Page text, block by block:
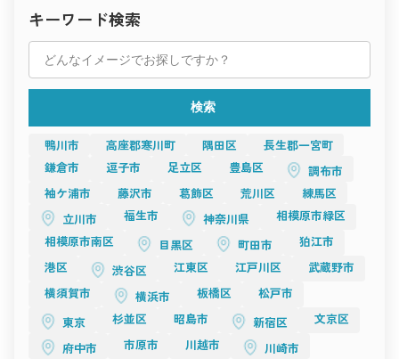
「撮影場所」という枠を超えた、新しい創造の場が広がってい
ます。
空間の持つ力をどう活かすか。
それがこれからの撮影における最も重要なテーマです。
撮影空間は、技術だけでなく、
感情や物語を伝える“もうひとりの演出者”として、
これからのクリエイティブを支えていくことでしょう。
感性が響き合う空間を未来へ。
撮影の舞台となる空間は、
その人の想いと創造を支える大切な存在です。
光が差し込む部屋、静かなアトリエ、
街の片隅にあるカフェ、自然に囲まれたロケ地──
どんな場所にも、表現の可能性があります。
撮影空間は、感性と感性が交わる“出会いの場”。
その瞬間に生まれる一枚や一瞬が、
時を超えて人の心に残る作品へとつながっていきます。
これからも、空間が持つ力を信じ、
創造の自由を広げていくことが、
新しい撮影文化の未来をつくる原動力となるでしょう。
コンクリート、レンガ、木材などの異素材がバランス良く配置
され、
一日を通して異なる表情を見せます。
午前中の柔らかな光、午後の黄金色の逆光――
どの時間帯も、光が被写体と空間を自然に結びつける。
撮るたびに新しい発見があるのが、このスタジオの最大の魅力
アートフォト、ドキュメンタリー、エディトリアル撮影など、
“空間を使って感情を描く”作品づくりに最適。
撮る人の感性を静かに刺激してくれる場所です。
アトリエ・構築的撮影におすすめ
ミニマルでありながら、光と構図の自由度が高い。
設計思想を感じるアトリエスタジオは、プロフェッショナル撮
影の要。
光をデザインし、構図を構築するクリエイターへ。
TESSEN
開放感と構築美を併せ持つ「TESSEN」は、
天井高のあるホワイトベースのアトリエスタジオ。
自然光と人工照明のバランスが絶妙で、撮影者の意図を最大限
に反映できます。
ファッションムービー、ブランドプロモーション、展示撮影な
“空間を設計して撮る”という楽しみを感じられる場所。
クリーンながら奥行きがあり、どんな演出にも馴染む柔軟性が
オが揃っています。
ライフスタイル、ファッション、アート、屋外──
撮影テーマに合わせて最適な空間を選ぶことで、
あなたの作品に深みと魅力が生まれます。
Recosta Studioで理想のスタジオを見つけて、
次の撮影をもっと自由に、もっと美しく。
キーワード検索
検索
鴨川市 高座郡寒川町 隅田区
長生郡一宮町
鎌倉市
逗子市 足立区 豊島区
調布市
袖ケ浦市
藤沢市 葛飾区 荒川区
練馬区
立川市
福生市 神奈川県
相模原市緑区
相模原市南区
目黒区 町田市
狛江市
港区
渋谷区 江東区 江戸川区
武蔵野市
横須賀市
横浜市 板橋区
松戸市
東京
杉並区 昭島市 新宿区
文京区
府中市
市原市 川越市
川崎市